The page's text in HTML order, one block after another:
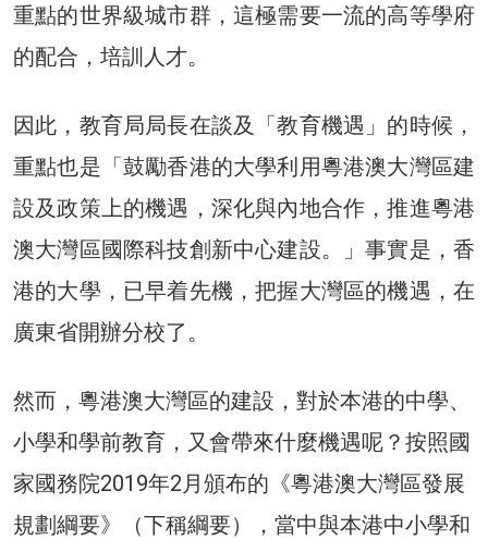
重點的世界級城市群，這極需要一流的高等學府
的配合，培訓人才。
因此，教育局局長在談及「教育機遇」的時候，
重點也是「鼓勵香港的大學利用粵港澳大灣區建
設及政策上的機遇，深化與內地合作，推進粵港
澳大灣區國際科技創新中心建設。」事實是，香
港的大學，已早着先機，把握大灣區的機遇，在
廣東省開辦分校了。
然而，粵港澳大灣區的建設，對於本港的中學、
小學和學前教育，又會帶來什麼機遇呢？按照國
家國務院2019年2月頒布的《粵港澳大灣區發展
規劃綱要》（下稱綱要），當中與本港中小學和